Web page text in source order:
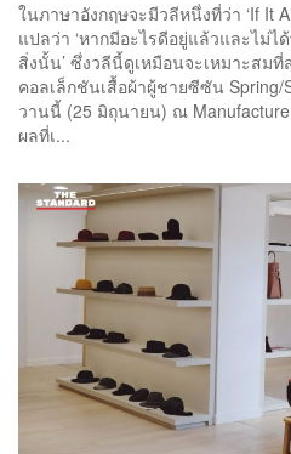
ในภาษาอังกฤษจะมีวลีหนึ่งที่ว่า ‘If It
แปลว่า ‘หากมีอะไรดีอยู่แล้วและไม่ไ
สิ่งนั้น’ ซึ่งวลีนี้ดูเหมือนจะเหมาะสม
คอลเล็กชันเสื้อผ้าผู้ชายซีซัน Spring/
วานนี้ (25 มิถุนายน) ณ
ผลที่เ...